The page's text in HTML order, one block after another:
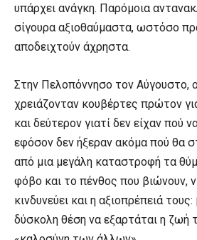
υπάρχει ανάγκη. Παρόμοια
σίγουρα αξιοθαύμαστα, ωστόσο
αποδειχτούν άχρηστα.
Στην Πελοπόννησο τον Αύγουστο,
χρειάζονταν κουβέρτες πρώτον
και δεύτερον γιατί δεν είχαν πού
εφόσον δεν ήξεραν ακόμα πού θα
από μια μεγάλη καταστροφή τα
φόβο και το πένθος που βιώνουν,
κινδυνεύει και η αξιοπρέπειά
δύσκολη θέση να εξαρτάται η ζωή